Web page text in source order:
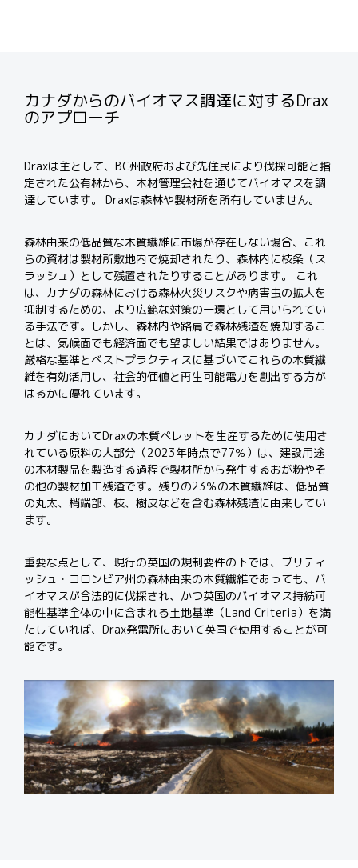
カナダからのバイオマス調達に対するDrax
のアプローチ
Draxは主として、 BC州政府および先住民により伐採可能と指
定された公有林から、木材管理会社を通じてバイオマスを調
達しています。
Draxは森林や製材所を所有していません。
森林由来の低品質な木質繊維に市場が存在しない場合、これ
らの資材は製材所敷地内で焼却されたり、森林内に枝条（ス
ラッシュ）として残置されたりすることがあります。
これ
は、カナダの森林における森林火災リスクや病害虫の拡大を
抑制するための、より広範な対策の一環として用いられてい
る手法です。 しかし、森林内や路肩で森林残渣を焼却するこ
とは、気候面でも経済面でも望ましい結果ではありません。
厳格な基準とベストプラクティスに基づいてこれらの木質繊
維を有効活用し、社会的価値と再生可能電力を創出する方が
はるかに優れています。
カナダにおいてDraxの木質ペレットを生産するために使用さ
れている原料の大部分（2023年時点で77％）は、建設用途
の木材製品を製造する過程で製材所から発生するおが粉やそ
の他の製材加工残渣です。 残りの23％の木質繊維は、低品質
の丸太、梢端部、枝、樹皮などを含む森林残渣に由来してい
ます。
重要な点として、現行の英国の規制要件の下では、ブリティ
ッシュ・コロンビア州の森林由来の木質繊維であっても、バ
イオマスが合法的に伐採され、かつ英国のバイオマス持続可
能性基準全体の中に含まれる土地基準（Land Criteria）を満
たしていれば、Drax発電所において英国で使用することが可
能です。